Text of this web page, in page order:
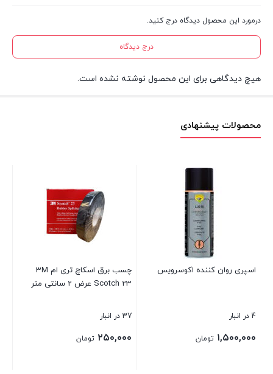
درمورد این محصول دیدگاه درج کنید.
درج دیدگاه
هیچ دیدگاهی برای این محصول نوشته نشده است.
محصولات پیشنهادی
اسپری روان کننده اکوسرویس
4 در انبار
۱,۵۰۰,۰۰۰ تومان
چسب برق اسکاچ تری ام 3M
Scotch 23 عرض 2 سانتی متر
37 در انبار
۲۵۰,۰۰۰ تومان